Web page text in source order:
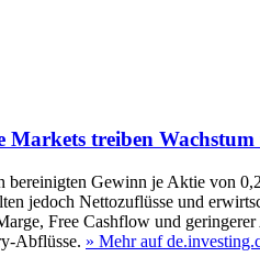
treiben
bereinigten Gewinn je Aktie von
jedoch Nettozuflüsse und
Free Cashflow und
Abflüsse. » Mehr auf